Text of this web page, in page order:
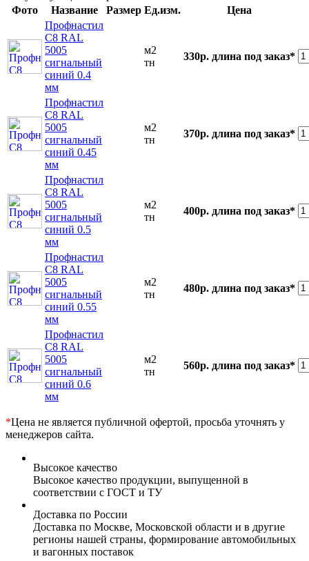
Фото
Название Размер Ед.изм.
Цена
Профнастил
С8 RAL
5005
сигнальный
синий 0.4
мм
м2
тн
330р. длина под заказ*
Профнастил
С8 RAL
5005
сигнальный
синий 0.45
мм
м2
тн
370р. длина под заказ*
Профнастил
С8 RAL
5005
сигнальный
синий 0.5
мм
м2
тн
400р. длина под заказ*
Профнастил
С8 RAL
5005
сигнальный
синий 0.55
мм
м2
тн
480р. длина под заказ*
Профнастил
С8 RAL
5005
сигнальный
синий 0.6
мм
м2
тн
560р. длина под заказ*
*Цена не является публичной офертой, просьба уточнять у
менеджеров сайта.
Высокое качество
Высокое качество продукции, выпущенной в
соответствии с ГОСТ и ТУ
Доставка по России
Доставка по Москве, Московской области и в другие
регионы нашей страны, формирование автомобильных
и вагонных поставок